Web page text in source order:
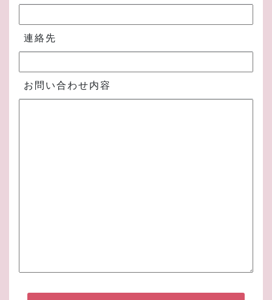
連絡先
お問い合わせ内容